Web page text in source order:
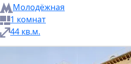
Молодёжная
1 комнат
44 кв.м.